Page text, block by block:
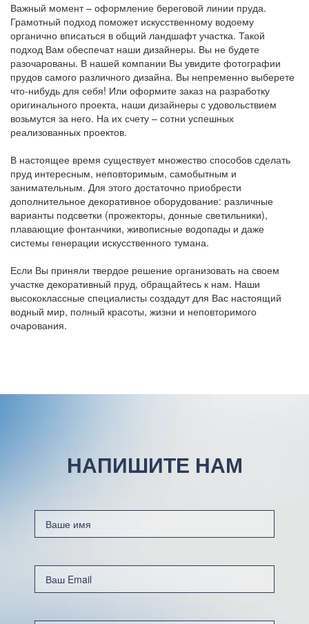
Важный момент – оформление береговой линии пруда.
Грамотный подход поможет искусственному водоему
органично вписаться в общий ландшафт участка. Такой
подход Вам обеспечат наши дизайнеры. Вы не будете
разочарованы. В нашей компании Вы увидите фотографии
прудов самого различного дизайна. Вы непременно выберете
что-нибудь для себя! Или оформите заказ на разработку
оригинального проекта, наши дизайнеры с удовольствием
возьмутся за него. На их счету – сотни успешных
реализованных проектов.
В настоящее время существует множество способов сделать
пруд интересным, неповторимым, самобытным и
занимательным. Для этого достаточно приобрести
дополнительное декоративное оборудование: различные
варианты подсветки (прожекторы, донные светильники),
плавающие фонтанчики, живописные водопады и даже
системы генерации искусственного тумана.
Если Вы приняли твердое решение организовать на своем
участке декоративный пруд, обращайтесь к нам. Наши
высококлассные специалисты создадут для Вас настоящий
водный мир, полный красоты, жизни и неповторимого
очарования.
НАПИШИТЕ НАМ